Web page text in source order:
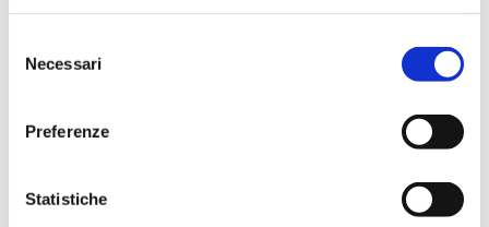
delNecessari
Preferenze
Statistiche